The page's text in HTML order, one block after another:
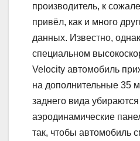
производитель, к
привёл, как и много
данных. Известно,
специальном
Velocity автомобиль
на дополнительные 35
заднего вида
аэродинамические
так, чтобы автомобиль